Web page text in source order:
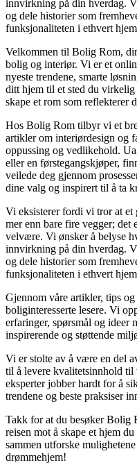
innvirkning på din hverdag.
og dele historier som
funksjonaliteten i ethvert
Velkommen til Bolig Rom,
bolig og interiør. Vi er et
nyeste trendene, smarte
ditt hjem til et sted du
skape et rom som reflekterer
Hos Bolig Rom tilbyr vi et
artikler om interiørdesign og
oppussing og vedlikehold.
eller en førstegangskjøper,
veilede deg gjennom
dine valg og inspirert til å ta
Vi eksisterer fordi vi tror at
mer enn bare fire vegger; det
velvære. Vi ønsker å belyse
innvirkning på din hverdag.
og dele historier som
funksjonaliteten i ethvert
Gjennom våre artikler, tips
boliginteresserte lesere. Vi
erfaringer, spørsmål og ideer
inspirerende og støttende
Vi er stolte av å være en del
til å levere kvalitetsinnhold til
eksperter jobber hardt for å
trendene og beste praksiser
Takk for at du besøker Bolig
reisen mot å skape et hjem
sammen utforske
drømmehjem!